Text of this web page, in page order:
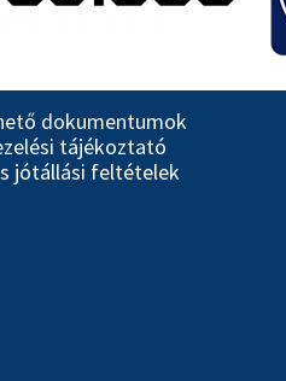
dokumentumok
tájékoztató
jótállási feltételek